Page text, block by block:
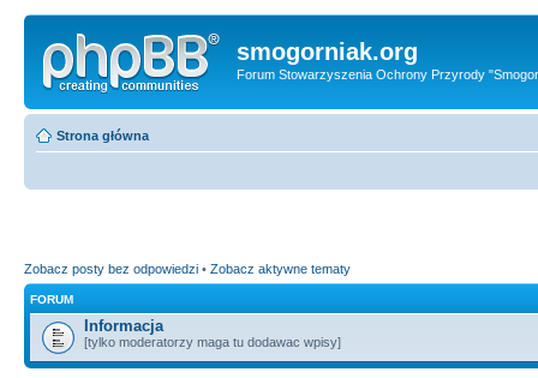
smogorniak.org
Forum Stowarzyszenia Ochrony Przyrody
Strona główna
Zobacz posty bez odpowiedzi • Zobacz aktywne tematy
FORUM
Informacja
[tylko moderatorzy maga tu dodawac wpisy]